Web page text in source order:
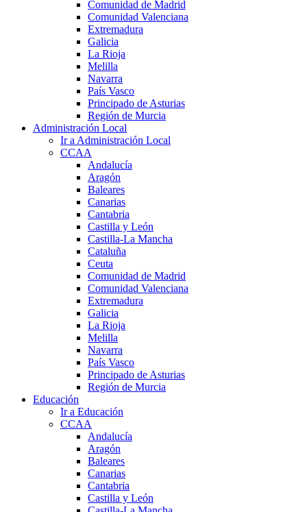
Comunidad de Madrid
Comunidad Valenciana
Extremadura
Galicia
La Rioja
Melilla
Navarra
País Vasco
Principado de Asturias
Región de Murcia
Administración Local
Ir a Administración Local
CCAA
Andalucía
Aragón
Baleares
Canarias
Cantabria
Castilla y León
Castilla-La Mancha
Cataluña
Ceuta
Comunidad de Madrid
Comunidad Valenciana
Extremadura
Galicia
La Rioja
Melilla
Navarra
País Vasco
Principado de Asturias
Región de Murcia
Educación
Ir a Educación
CCAA
Andalucía
Aragón
Baleares
Canarias
Cantabria
Castilla y León